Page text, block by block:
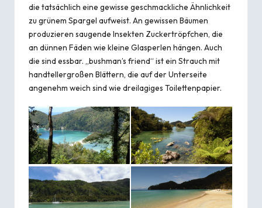
die tatsächlich eine gewisse geschmackliche Ähnlichkeit
zu grünem Spargel aufweist. An gewissen Bäumen
produzieren saugende Insekten Zuckertröpfchen, die
an dünnen Fäden wie kleine Glasperlen hängen. Auch
die sind essbar. „bushman’s friend“ ist ein Strauch mit
handtellergroßen Blättern, die auf der Unterseite
angenehm weich sind wie dreilagiges Toilettenpapier.